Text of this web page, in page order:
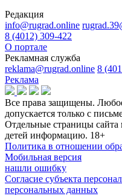
Редакция
info@rugrad.online
8 (4012) 309-422
О портале
Рекламная служба
reklama@rugrad.online 8
Реклама
Все права защищены.
допускается только с
Отдельные страницы сайта
детей информацию. 18+
Политика в отношении
Мобильная версия
нашли ошибку
Согласие субъекта
персональных данных